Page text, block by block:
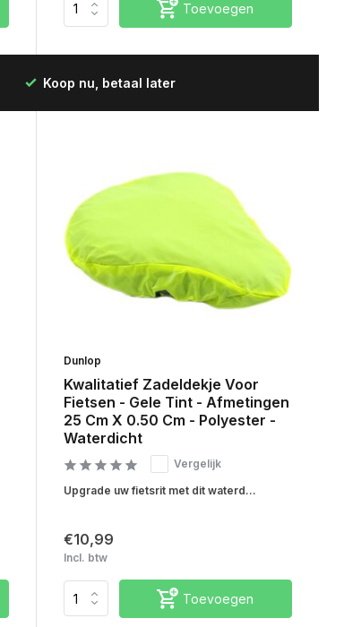
Toevoegen
Koop nu, betaal later
Dunlop
Kwalitatief Zadeldekje Voor
Fietsen - Gele Tint - Afmetingen
25 Cm X 0.50 Cm - Polyester -
Waterdicht
Vergelijk
Upgrade uw fietsrit met dit waterd...
€10,99
Incl. btw
Toevoegen